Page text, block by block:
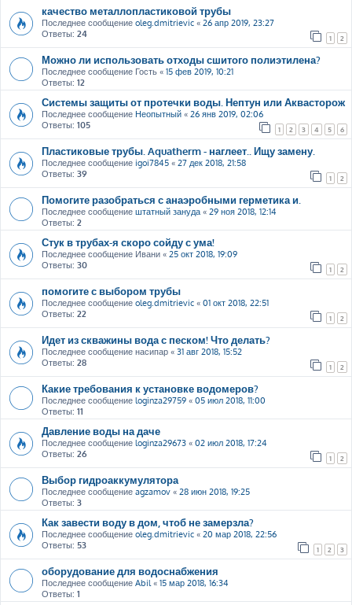
качество металлопластиковой трубы
Последнее сообщение oleg.dmitrievic « 26 апр 2019, 23:27
Ответы: 24 1 2
Можно ли использовать отходы сшитого полиэтилена?
Последнее сообщение Гость « 15 фев 2019, 10:21
Ответы: 12
Системы защиты от протечки воды. Нептун или Аквасторож
Последнее сообщение Неопытный « 26 янв 2019, 02:06
Ответы: 105 1 2 3 4 5 6
Пластиковые трубы. Aquatherm - наглеет.. Ищу замену.
Последнее сообщение igoi7845 « 27 дек 2018, 21:58
Ответы: 39 1 2
Помогите разобраться с анаэробными герметика и.
Последнее сообщение штатный зануда « 29 ноя 2018, 12:14
Ответы: 2
Стук в трубах-я скоро сойду с ума!
Последнее сообщение Ивани « 25 окт 2018, 19:09
Ответы: 30 1 2
помогите с выбором трубы
Последнее сообщение oleg.dmitrievic « 01 окт 2018, 22:51
Ответы: 22 1 2
Идет из скважины вода с песком! Что делать?
Последнее сообщение насипар « 31 авг 2018, 15:52
Ответы: 28 1 2
Какие требования к установке водомеров?
Последнее сообщение loginza29759 « 05 июл 2018, 11:00
Ответы: 11
Давление воды на даче
Последнее сообщение loginza29673 « 02 июл 2018, 17:24
Ответы: 26 1 2
Выбор гидроаккумулятора
Последнее сообщение agzamov « 28 июн 2018, 19:25
Ответы: 3
Как завести воду в дом, чтоб не замерзла?
Последнее сообщение oleg.dmitrievic « 20 мар 2018, 22:56
Ответы: 53 1 2 3
оборудование для водоснабжения
Последнее сообщение Abil« 15 мар 2018, 16:34
Ответы: 1